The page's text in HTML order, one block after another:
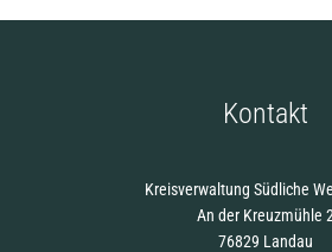
Kontakt
Kreisverwaltung Südliche
An der Kreuzmühle 2
76829 Landau